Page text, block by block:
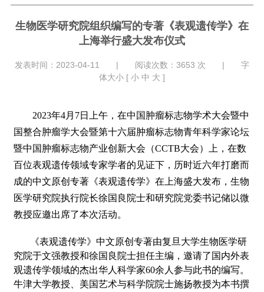
生物医学研究院组织编写的专著《表观遗传学》在
上海举行盛大发布仪式
发表时间：2023-04-11 | 阅读次数： 3653 次 | 字
体大小 [ 小 中 大 ]
2023年4月7日上午，在中国肿瘤标志物学术大会暨中
国整合肿瘤学大会暨第十六届肿瘤标志物青年科学家论坛
暨中国肿瘤标志物产业创新大会（CCTB大会）上，在数
百位表观遗传领域专家学者的见证下，历时近六年打磨而
成的中文原创专著《表观遗传学》在上海盛大发布，生物
医学研究院执行院长徐国良院士和研究院党委书记储以微
教授应邀出席了本次活动。
《表观遗传学》中文原创专著由复旦大学生物医学研
究院于文强教授和徐国良院士担任主编，邀请了国内外表
观遗传学领域的杰出华人科学家60余人参与此书的编写。
牛津大学教授、美国艺术与科学院院士施扬教授为本书撰